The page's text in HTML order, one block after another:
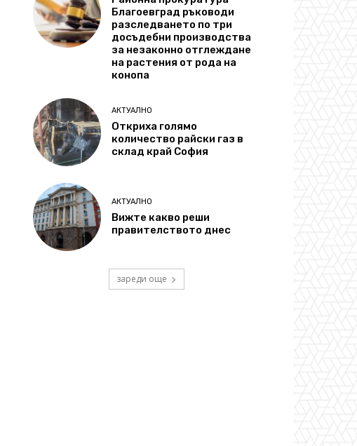
Благоевград ръководи
разследването по три
досъдебни производства
за незаконно отглеждане
на растения от рода на
конопа
АКТУАЛНО
Откриха голямо
количество райски газ в
склад край София
АКТУАЛНО
Вижте какво реши
правителството днес
зареди още